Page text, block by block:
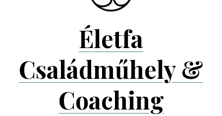
Életfa
Családműhely &
Coaching